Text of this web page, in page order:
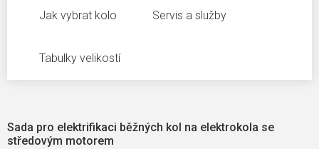
Jak vybrat kolo Servis a služby
Tabulky velikostí
Sada pro elektrifikaci běžných kol na elektrokola se
středovým motorem